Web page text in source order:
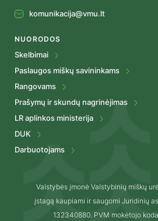
komunikacija@vmu.lt
NUORODOS
Skelbimai
Paslaugos miškų savininkams
Rangovams
Prašymų ir skundų nagrinėjimas
LR aplinkos ministerija
DUK
Darbuotojams
Valstybės įmonė Valstybinių miškų
įstagą kaupiami ir saugomi Juridinių
132340880. PVM mokėtojo